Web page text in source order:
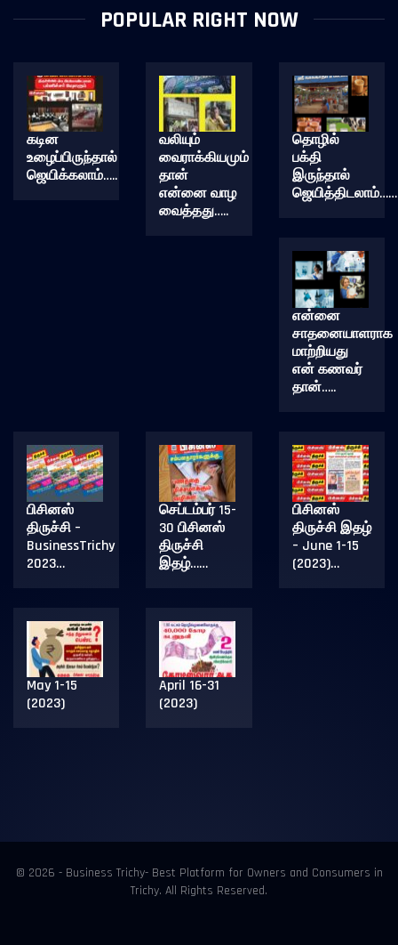
POPULAR RIGHT NOW
கடின
உழைப்பிருந்தால்
ஜெயிக்கலாம்…..
வலியும்
வைராக்கியமும்
தான்
என்னை வாழ
வைத்தது…..
தொழில்
பக்தி
இருந்தால்
என்னை
சாதனையாளராக
மாற்றியது
என் கணவர்
தான்…..
பிசினஸ்
திருச்சி –
BusinessTrichy
2023…
செப்டம்பர் 15-
30 பிசினஸ்
திருச்சி
இதழ்……
பிசினஸ்
திருச்சி இதழ்
– June 1-15
(2023)…
May 1-15
(2023)
April 16-31
(2023)
© 2026 - Business Trichy- Best Platform for Owners and Consumers in
Trichy. All Rights Reserved.